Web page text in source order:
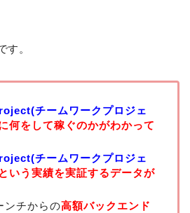
す。
チームワークプロジェ
何をして稼ぐのかがわかって
チームワークプロジェ
いう実績を実証するデータが
ンチからの高額バックエンド